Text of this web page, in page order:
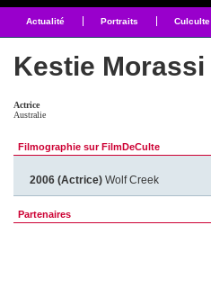
Actualité Portraits Culculte
Kestie Morassi
Actrice
Australie
Filmographie sur FilmDeCulte
2006 (Actrice) Wolf Creek
Partenaires